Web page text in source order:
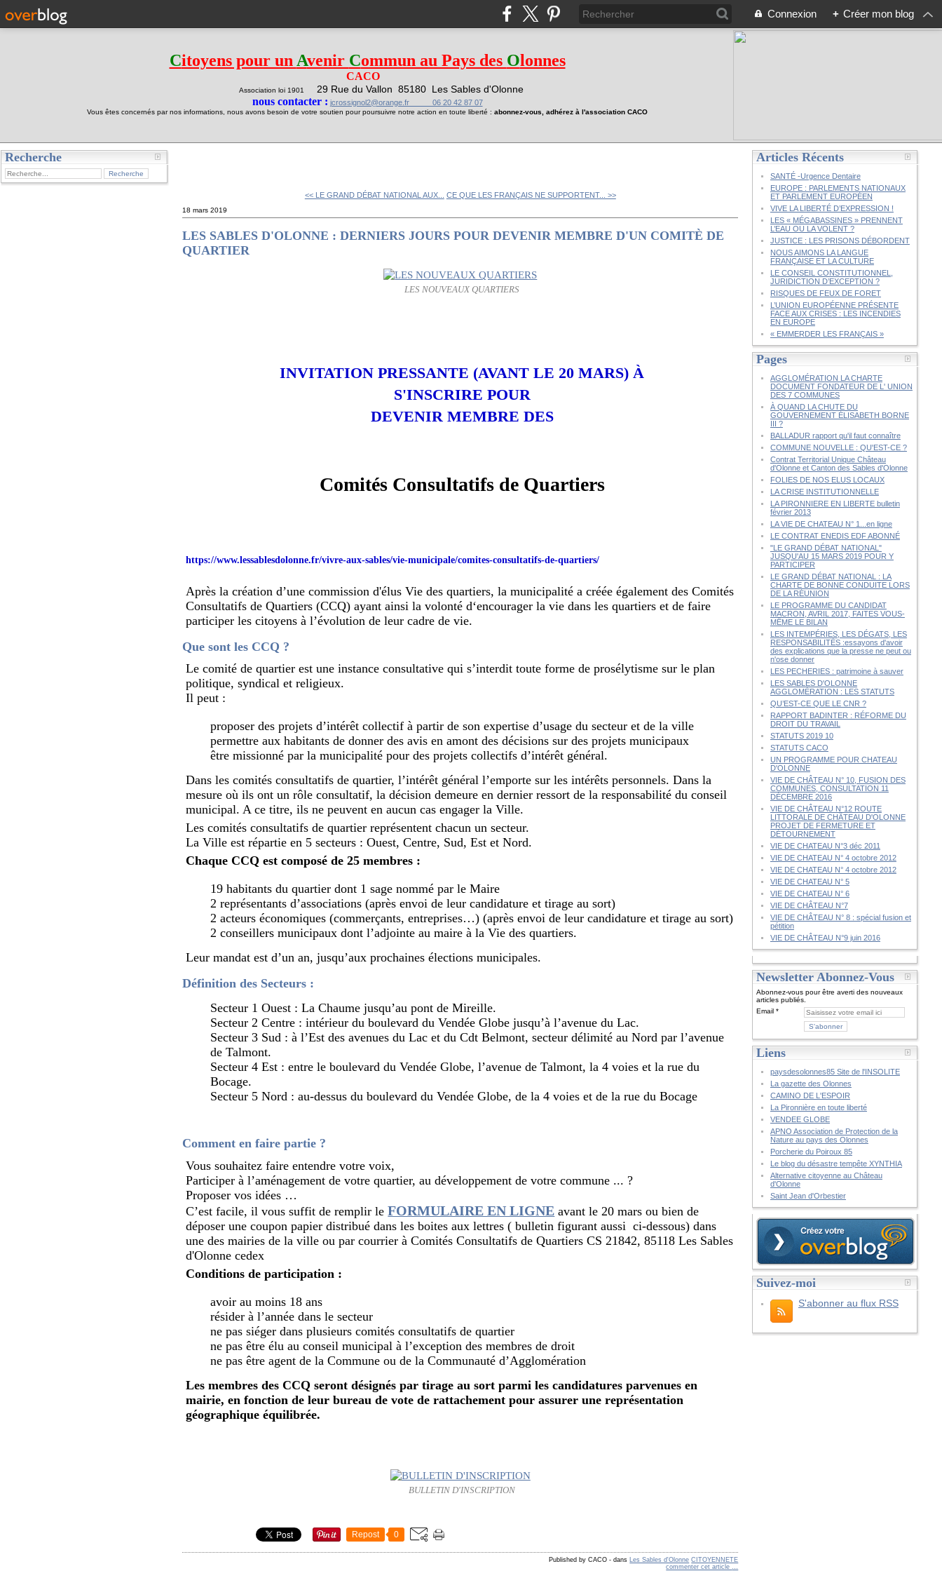
Connexion + Créer mon blog
Citoyens pour un Avenir Commun au Pays des Olonnes
CACO
Association loi 1901 29 Rue du Vallon 85180 Les Sables d'Olonne
nous contacter : jcrossignol2@orange.fr 06 20 42 87 07
Vous êtes concernés par nos informations, nous avons besoin de votre soutien pour poursuivre notre action en toute liberté : abonnez-vous, adhérez à l'association CACO
Recherche
<< LE GRAND DÉBAT NATIONAL AUX... CE QUE LES FRANÇAIS NE SUPPORTENT... >>
18 mars 2019
LES SABLES D'OLONNE : DERNIERS JOURS POUR DEVENIR MEMBRE D'UN COMITÈ DE
QUARTIER
LES NOUVEAUX QUARTIERS
INVITATION PRESSANTE (AVANT LE 20 MARS) À
S'INSCRIRE POUR
DEVENIR MEMBRE DES
Comités Consultatifs de Quartiers
https://www.lessablesdolonne.fr/vivre-aux-sables/vie-municipale/comites-consultatifs-de-quartiers/
Après la création d’une commission d'élus Vie des quartiers, la municipalité a créée également des Comités
Consultatifs de Quartiers (CCQ) ayant ainsi la volonté d‘encourager la vie dans les quartiers et de faire
participer les citoyens à l’évolution de leur cadre de vie.
Que sont les CCQ ?
Le comité de quartier est une instance consultative qui s’interdit toute forme de prosélytisme sur le plan
politique, syndical et religieux.
Il peut :
proposer des projets d’intérêt collectif à partir de son expertise d’usage du secteur et de la ville
permettre aux habitants de donner des avis en amont des décisions sur des projets municipaux
être missionné par la municipalité pour des projets collectifs d’intérêt général.
Dans les comités consultatifs de quartier, l’intérêt général l’emporte sur les intérêts personnels. Dans la
mesure où ils ont un rôle consultatif, la décision demeure en dernier ressort de la responsabilité du conseil
municipal. A ce titre, ils ne peuvent en aucun cas engager la Ville.
Les comités consultatifs de quartier représentent chacun un secteur.
La Ville est répartie en 5 secteurs : Ouest, Centre, Sud, Est et Nord.
Chaque CCQ est composé de 25 membres :
19 habitants du quartier dont 1 sage nommé par le Maire
2 représentants d’associations (après envoi de leur candidature et tirage au sort)
2 acteurs économiques (commerçants, entreprises…) (après envoi de leur candidature et tirage au sort)
2 conseillers municipaux dont l’adjointe au maire à la Vie des quartiers.
Leur mandat est d’un an, jusqu’aux prochaines élections municipales.
Définition des Secteurs :
Secteur 1 Ouest : La Chaume jusqu’au pont de Mireille.
Secteur 2 Centre : intérieur du boulevard du Vendée Globe jusqu’à l’avenue du Lac.
Secteur 3 Sud : à l’Est des avenues du Lac et du Cdt Belmont, secteur délimité au Nord par l’avenue
de Talmont.
Secteur 4 Est : entre le boulevard du Vendée Globe, l’avenue de Talmont, la 4 voies et la rue du
Bocage.
Secteur 5 Nord : au-dessus du boulevard du Vendée Globe, de la 4 voies et de la rue du Bocage
Comment en faire partie ?
Vous souhaitez faire entendre votre voix,
Participer à l’aménagement de votre quartier, au développement de votre commune ... ?
Proposer vos idées …
C’est facile, il vous suffit de remplir leFORMULAIRE EN LIGNE avant le 20 mars ou bien de
déposer une coupon papier distribué dans les boites aux lettres ( bulletin figurant aussi ci-dessous) dans
une des mairies de la ville ou par courrier à Comités Consultatifs de Quartiers CS 21842, 85118 Les Sables
d'Olonne cedex
Conditions de participation :
avoir au moins 18 ans
résider à l’année dans le secteur
ne pas siéger dans plusieurs comités consultatifs de quartier
ne pas être élu au conseil municipal à l’exception des membres de droit
ne pas être agent de la Commune ou de la Communauté d’Agglomération
Les membres des CCQ seront désignés par tirage au sort parmi les candidatures parvenues en
mairie, en fonction de leur bureau de vote de rattachement pour assurer une représentation
géographique équilibrée.
BULLETIN D'INSCRIPTION
Repost 0
Published by CACO - dans Les Sables d'Olonne CITOYENNETE
commenter cet article
Articles Récents
SANTÉ -Urgence Dentaire
EUROPE : PARLEMENTS NATIONAUX
ET PARLEMENT EUROPÉEN
VIVE LA LIBERTÉ D’EXPRESSION !
LES « MÉGABASSINES » PRENNENT
L’EAU OU LA VOLENT ?
JUSTICE : LES PRISONS DÉBORDENT
NOUS AIMONS LA LANGUE
FRANÇAISE ET LA CULTURE
LE CONSEIL CONSTITUTIONNEL,
JURIDICTION D’EXCEPTION ?
RISQUES DE FEUX DE FORET
L’UNION EUROPÉENNE PRÉSENTE
FACE AUX CRISES : LES INCENDIES
EN EUROPE
« EMMERDER LES FRANÇAIS »
Pages
AGGLOMÉRATION LA CHARTE
DOCUMENT FONDATEUR DE L' UNION
DES 7 COMMUNES
À QUAND LA CHUTE DU
GOUVERNEMENT ÉLISABETH BORNE
III ?
BALLADUR rapport qu'il faut connaître
COMMUNE NOUVELLE : QU'EST-CE ?
Contrat Territorial Unique Château
d'Olonne et Canton des Sables d'Olonne
FOLIES DE NOS ELUS LOCAUX
LA CRISE INSTITUTIONNELLE
LA PIRONNIERE EN LIBERTE bulletin
février 2013
LA VIE DE CHATEAU N° 1...en ligne
LE CONTRAT ENEDIS EDF ABONNÉ
"LE GRAND DÉBAT NATIONAL"
JUSQU'AU 15 MARS 2019 POUR Y
PARTICIPER
LE GRAND DÉBAT NATIONAL : LA
CHARTE DE BONNE CONDUITE LORS
DE LA RÉUNION
LE PROGRAMME DU CANDIDAT
MACRON, AVRIL 2017, FAITES VOUS-
MÊME LE BILAN
LES INTEMPÉRIES, LES DÉGATS, LES
RESPONSABILITÉS :essayons d'avoir
des explications que la presse ne peut ou
n'ose donner
LES PECHERIES : patrimoine à sauver
LES SABLES D'OLONNE
AGGLOMÉRATION : LES STATUTS
QU’EST-CE QUE LE CNR ?
RAPPORT BADINTER : RÉFORME DU
DROIT DU TRAVAIL
STATUTS 2019 10
STATUTS CACO
UN PROGRAMME POUR CHATEAU
D'OLONNE
VIE DE CHÂTEAU N° 10, FUSION DES
COMMUNES, CONSULTATION 11
DÉCEMBRE 2016
VIE DE CHÂTEAU N°12 ROUTE
LITTORALE DE CHÂTEAU D'OLONNE
PROJET DE FERMETURE ET
DÉTOURNEMENT
VIE DE CHATEAU N°3 déc 2011
VIE DE CHATEAU N° 4 octobre 2012
VIE DE CHATEAU N° 4 octobre 2012
VIE DE CHATEAU N° 5
VIE DE CHATEAU N° 6
VIE DE CHÂTEAU N°7
VIE DE CHÂTEAU N° 8 : spécial fusion et
pétition
VIE DE CHÂTEAU N°9 juin 2016
Newsletter Abonnez-Vous
Abonnez-vous pour être averti des nouveaux
articles publiés.
Email
Liens
paysdesolonnes85 Site de l'INSOLITE
La gazette des Olonnes
CAMINO DE L'ESPOIR
La Pironnière en toute liberté
VENDEE GLOBE
APNO Association de Protection de la
Nature au pays des Olonnes
Porcherie du Poiroux 85
Le blog du désastre tempête XYNTHIA
Alternative citoyenne au Château
d'Olonne
Saint Jean d'Orbestier
Suivez-moi
S'abonner au flux RSS